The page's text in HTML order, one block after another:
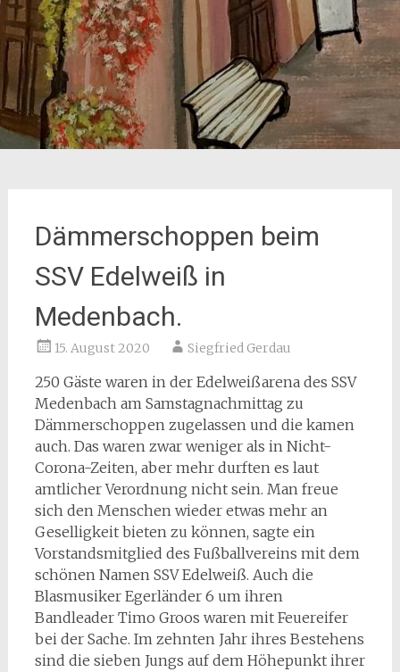
Dämmerschoppen beim
SSV Edelweiß in
Medenbach.
15. August 2020 Siegfried Gerdau
250 Gäste waren in der Edelweißarena des SSV
Medenbach am Samstagnachmittag zu
Dämmerschoppen zugelassen und die kamen
auch. Das waren zwar weniger als in Nicht-
Corona-Zeiten, aber mehr durften es laut
amtlicher Verordnung nicht sein. Man freue
sich den Menschen wieder etwas mehr an
Geselligkeit bieten zu können, sagte ein
Vorstandsmitglied des Fußballvereins mit dem
schönen Namen SSV Edelweiß. Auch die
Blasmusiker Egerländer 6 um ihren
Bandleader Timo Groos waren mit Feuereifer
bei der Sache. Im zehnten Jahr ihres Bestehens
sind die sieben Jungs auf dem Höhepunkt ihrer